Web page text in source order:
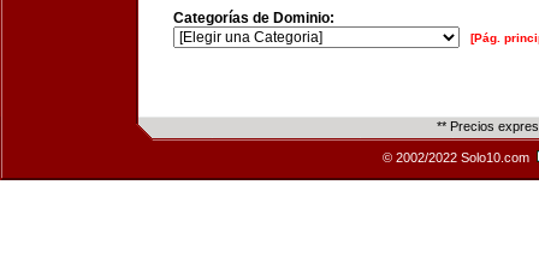
Categorías de Dominio:
[Pág.
** Precios
© 2002/2022 Solo10.com